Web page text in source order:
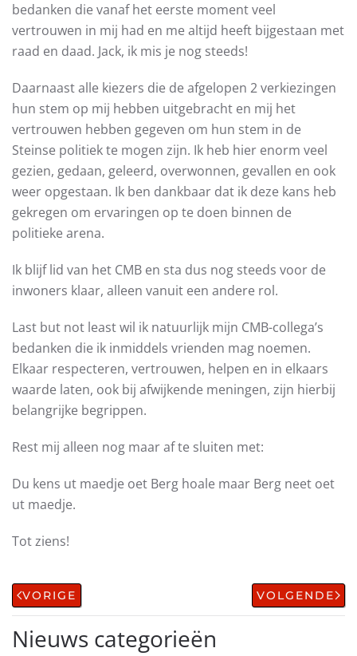
bedanken die vanaf het eerste moment veel
vertrouwen in mij had en me altijd heeft bijgestaan met
raad en daad. Jack, ik mis je nog steeds!
Daarnaast alle kiezers die de afgelopen 2 verkiezingen
hun stem op mij hebben uitgebracht en mij het
vertrouwen hebben gegeven om hun stem in de
Steinse politiek te mogen zijn. Ik heb hier enorm veel
gezien, gedaan, geleerd, overwonnen, gevallen en ook
weer opgestaan. Ik ben dankbaar dat ik deze kans heb
gekregen om ervaringen op te doen binnen de
politieke arena.
Ik blijf lid van het CMB en sta dus nog steeds voor de
inwoners klaar, alleen vanuit een andere rol.
Last but not least wil ik natuurlijk mijn CMB-collega’s
bedanken die ik inmiddels vrienden mag noemen.
Elkaar respecteren, vertrouwen, helpen en in elkaars
waarde laten, ook bij afwijkende meningen, zijn hierbij
belangrijke begrippen.
Rest mij alleen nog maar af te sluiten met:
Du kens ut maedje oet Berg hoale maar Berg neet oet
ut maedje.
Tot ziens!
VORIGE VOLGENDE
Nieuws categorieën